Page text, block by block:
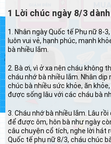
1 Lời chúc ngày 8/3
1. Nhân ngày Quốc tế Phụ nữ 8-
luôn vui vẻ, hạnh phúc, mạnh
bà nhiều lắm.
2. Bà ơi, vì ở xa nên cháu không
cháu nhớ bà nhiều lắm. Nhân
chúc bà nhiều sức khỏe, ăn
được sống lâu với các cháu bà
3. Cháu nhớ bà nhiều lắm. Lâu
để được ôm, hôn bà như ngày
câu chuyện cổ tích, nghe lời hát
Quốc tế phụ nữ 8/3, cháu chúc